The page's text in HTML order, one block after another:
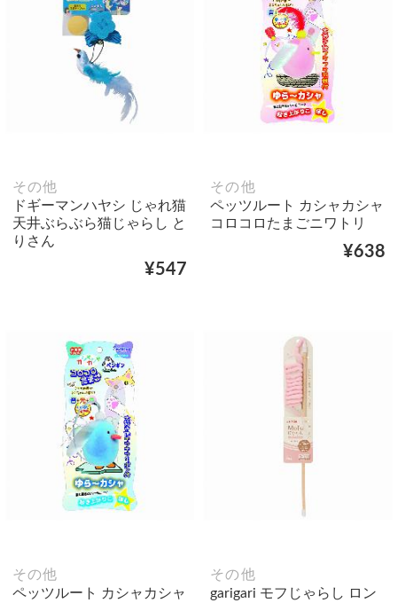
その他
ドギーマンハヤシ じゃれ猫
天井ぶらぶら猫じゃらし と
りさん
¥547
その他
ペッツルート カシャカシャ
コロコロたまごニワトリ
¥638
その他
ペッツルート カシャカシャ
その他
garigari モフじゃらし ロン